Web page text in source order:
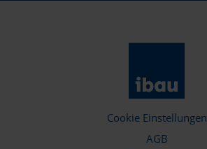
Cookie Einstellungen
AGB